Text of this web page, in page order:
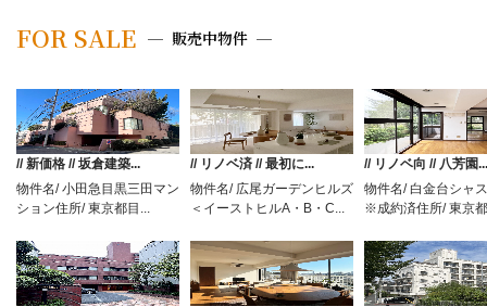
FOR SALE 販売中物件
// 新価格 // 坂倉建築...
物件名/ 小田急目黒三田マン
ション住所/ 東京都目...
// リノベ済 // 最初に...
物件名/ 広尾ガーデンヒルズ
＜イーストヒルA・B・C...
// リノベ向 // 八芳園...
物件名/ 白金台シャ
※成約済住所/ 東京